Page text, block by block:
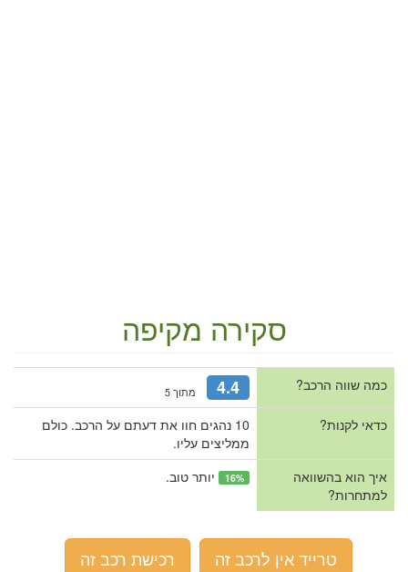
סקירה מקיפה
כמה שווה הרכב? 4.4 מתוך 5
כדאי לקנות?
10 נהגים חוו את דעתם על הרכב. כולם
ממליצים עליו.
איך הוא בהשוואה
למתחרות?
16% יותר טוב.
טרייד אין לרכב זה
רכישת רכב זה